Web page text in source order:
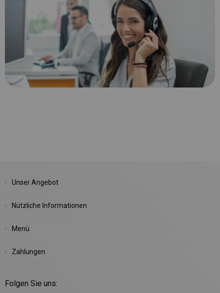
Unser Angebot
Nützliche Informationen
Menü
Zahlungen
Folgen Sie uns: